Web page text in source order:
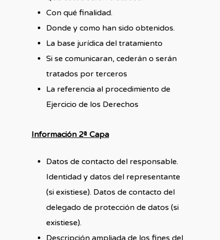
Con qué finalidad.
Donde y como han sido obtenidos.
La base jurídica del tratamiento
Si se comunicaran, cederán o serán
tratados por terceros
La referencia al procedimiento de
Ejercicio de los Derechos
Información 2ª Capa
Datos de contacto del responsable.
Identidad y datos del representante
(si existiese). Datos de contacto del
delegado de protección de datos (si
existiese).
Descripción ampliada de los fines del